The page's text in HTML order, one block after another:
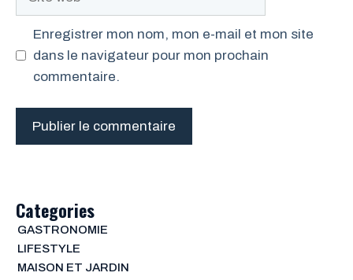
Enregistrer mon nom, mon e-mail et mon site
dans le navigateur pour mon prochain
commentaire.
Categories
GASTRONOMIE
LIFESTYLE
MAISON ET JARDIN